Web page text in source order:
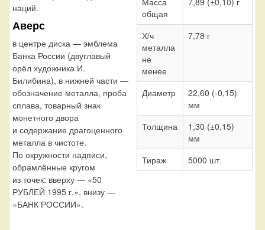
наций.
Аверс
в центре диска — эмблема
Банка России (двуглавый
орёл художника И.
Билибина), в нижней части —
обозначение металла, проба
сплава, товарный знак
монетного двора
и содержание драгоценного
металла в чистоте.
По окружности надписи,
обрамлённые кругом
из точек: вверху — «50
РУБЛЕЙ 1995 г.», внизу —
«БАНК РОССИИ».
общая
Х/ч
металла
не
менее
7,78 г
Диаметр
22,60 (-0,15)
мм
Толщина
1,30 (±0,15)
мм
Тираж
5000 шт.